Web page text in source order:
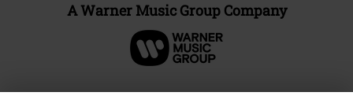
A Warner Music Group Company